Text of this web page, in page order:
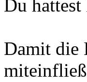
Du
Damit die